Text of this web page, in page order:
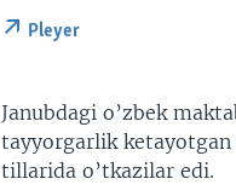
Pleyer
Janubdagi o’zbek
tayyorgarlik ketayotgan
tillarida o’tkazilar edi.